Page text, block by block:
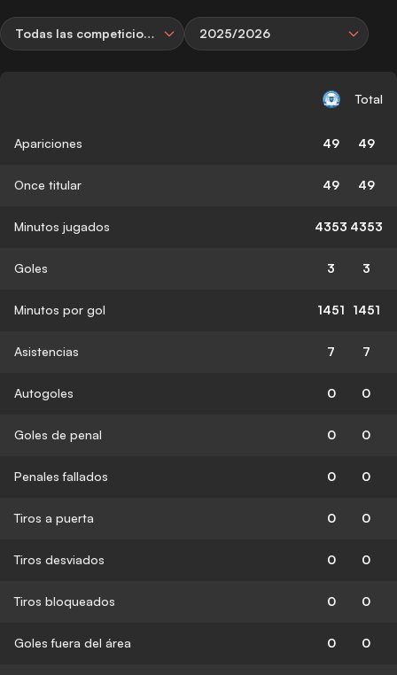
Todas las competiciones 2025/2026
Total
Apariciones 49 49
Once titular 49 49
Minutos jugados 4353 4353
Goles 3 3
Minutos por gol 1451 1451
Asistencias 7 7
Autogoles 0 0
Goles de penal 0 0
Penales fallados 0 0
Tiros a puerta 0 0
Tiros desviados 0 0
Tiros bloqueados 0 0
Goles fuera del área 0 0